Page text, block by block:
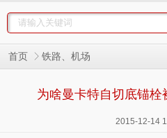
首页 铁路、机场
为啥曼卡特自切底锚栓
2015-12-14